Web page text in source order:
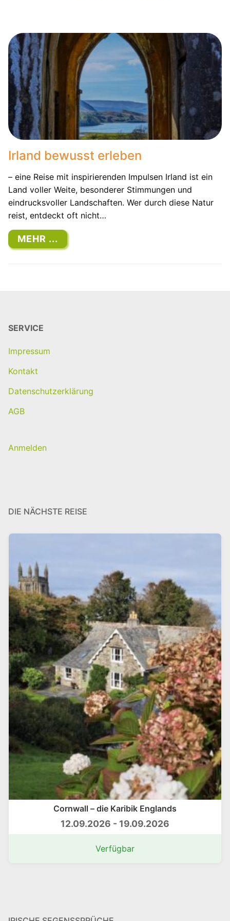
Irland bewusst erleben
– eine Reise mit inspirierenden Impulsen Irland ist ein
Land voller Weite, besonderer Stimmungen und
eindrucksvoller Landschaften. Wer durch diese Natur
reist, entdeckt oft nicht…
MEHR ...
SERVICE
Impressum
Kontakt
Datenschutzerklärung
AGB
Anmelden
DIE NÄCHSTE REISE
Cornwall – die Karibik Englands
12.09.2026 - 19.09.2026
Verfügbar